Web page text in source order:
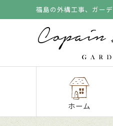
福島の外構工事、ガー
ホーム